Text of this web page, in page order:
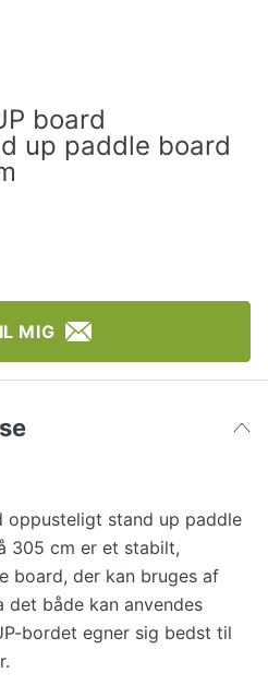
board
up paddle board
MIG
oppusteligt stand up paddle
305 cm er et stabilt,
board, der kan bruges af
det både kan anvendes
bordet egner sig bedst til